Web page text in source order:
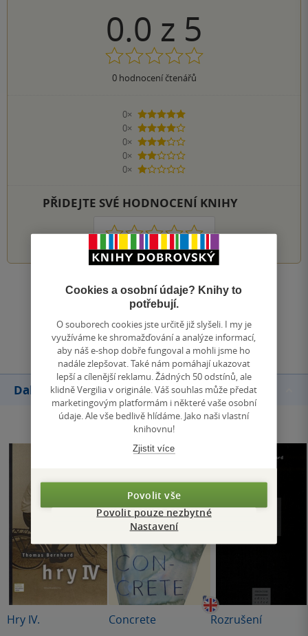
0.0 z 5
0hodnocení čtenářů
0×
5 hvězdiček
0×
4 hvězdičky
0×
3 hvězdičky
0×
2 hvězdičky
0×
1 hvezdička
PŘIDEJTE SVÉ HODNOCENÍ KNIHY
1 2 3 4 5
Zobrazit všechna hodnocení
Přidat hodnocení
Další knihy autora
Hry IV. Concrete Rozrušení
Cookies a osobní údaje? Knihy to
potřebují.
O souborech cookies jste určitě již slyšeli. I my je
využíváme ke shromažďování a analýze informací,
aby náš e-shop dobře fungoval a mohli jsme ho
nadále zlepšovat. Také nám pomáhají ukazovat
lepší a cílenější reklamu. Žádných 50 odstínů, ale
klidně Vergilia v originále. Váš souhlas může předat
marketingovým platformám i některé vaše osobní
údaje. Ale vše bedlivě hlídáme. Jako naši vlastní
knihovnu!
Zjistit více
Povolit vše
Povolit pouze nezbytné
Nastavení